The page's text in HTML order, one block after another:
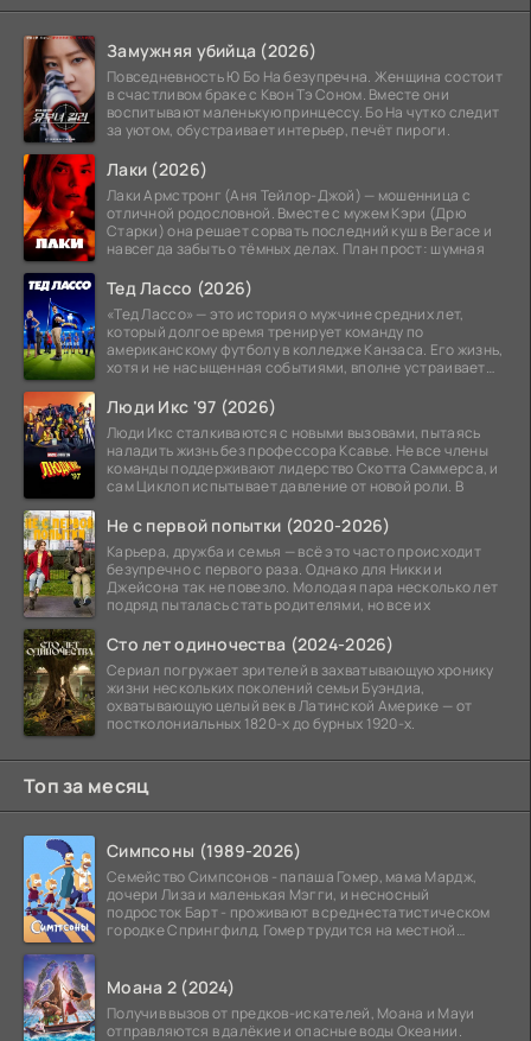
Замужняя убийца (2026)
Повседневность Ю Бо На безупречна. Женщина состоит
в счастливом браке с Квон Тэ Соном. Вместе они
воспитывают маленькую принцессу. Бо На чутко следит
за уютом, обустраивает интерьер, печёт пироги.
Лаки (2026)
Лаки Армстронг (Аня Тейлор-Джой) — мошенница с
отличной родословной. Вместе с мужем Кэри (Дрю
Старки) она решает сорвать последний куш в Вегасе и
навсегда забыть о тёмных делах. План прост: шумная
Тед Лассо (2026)
«Тед Лассо» — это история о мужчине средних лет,
который долгое время тренирует команду по
американскому футболу в колледже Канзаса. Его жизнь,
хотя и не насыщенная событиями, вполне устраивает
Люди Икс '97 (2026)
Люди Икс сталкиваются с новыми вызовами, пытаясь
наладить жизнь без профессора Ксавье. Не все члены
команды поддерживают лидерство Скотта Саммерса, и
сам Циклоп испытывает давление от новой роли. В
Не с первой попытки (2020-2026)
Карьера, дружба и семья — всё это часто происходит
безупречно с первого раза. Однако для Никки и
Джейсона так не повезло. Молодая пара несколько лет
подряд пыталась стать родителями, но все их
Сто лет одиночества (2024-2026)
Сериал погружает зрителей в захватывающую хронику
жизни нескольких поколений семьи Буэндиа,
охватывающую целый век в Латинской Америке — от
постколониальных 1820-х до бурных 1920-х.
Топ за месяц
Симпсоны (1989-2026)
Семейство Симпсонов - папаша Гомер, мама Мардж,
дочери Лиза и маленькая Мэгги, и несносный
подросток Барт - проживают в среднестатистическом
городке Спрингфилд. Гомер трудится на местной
Моана 2 (2024)
Получив вызов от предков-искателей, Моана и Мауи
отправляются в далёкие и опасные воды Океании.